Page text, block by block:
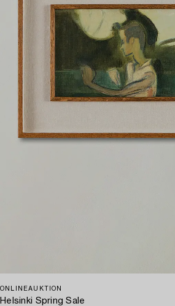
ONLINEAUKTION
Helsinki Spring Sale